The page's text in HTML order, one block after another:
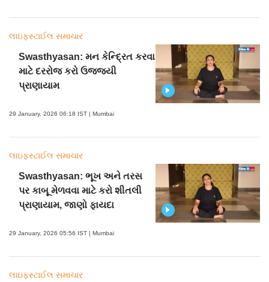
લાઇફસ્ટાઈલ સમાચાર
Swasthyasan: મન કેન્દ્રિત કરવા
માટે દરરોજ કરો ઉજ્જયી
પ્રાણાયામ
29 January, 2026 06:18 IST | Mumbai
લાઇફસ્ટાઈલ સમાચાર
Swasthyasan: ભૂખ અને તરસ
પર કાબૂ મેળવવા માટે કરો શીતલી
પ્રાણાયામ, જાણો ફાયદા
29 January, 2026 05:56 IST | Mumbai
લાઇફસ્ટાઈલ સમાચાર